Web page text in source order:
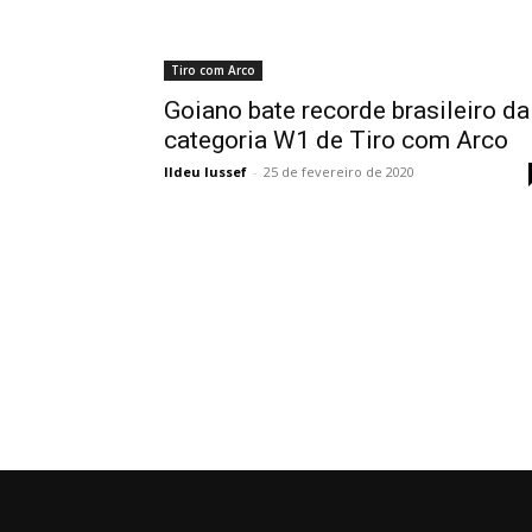
Tiro com Arco
Goiano bate recorde brasileiro da
categoria W1 de Tiro com Arco
Ildeu Iussef - 25 de fevereiro de 2020